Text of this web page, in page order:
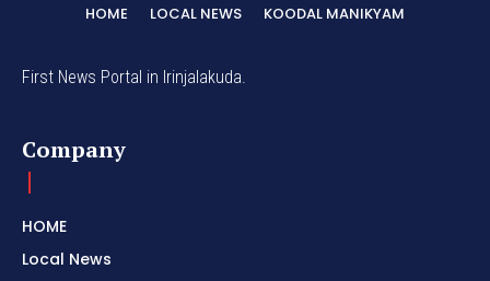
HOME LOCAL NEWS KOODAL MANIKYAM
First News Portal in Irinjalakuda.
Company
HOME
Local News